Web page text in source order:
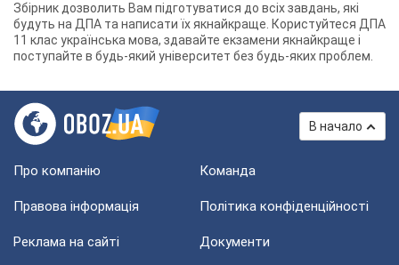
Збірник дозволить Вам підготуватися до всіх завдань, які
будуть на ДПА та написати їх якнайкраще. Користуйтеся ДПА
11 клас українська мова, здавайте екзамени якнайкраще і
поступайте в будь-який університет без будь-яких проблем.
В начало
Про компанію Команда
Правова інформація Політика конфіденційності
Реклама на сайті Документи